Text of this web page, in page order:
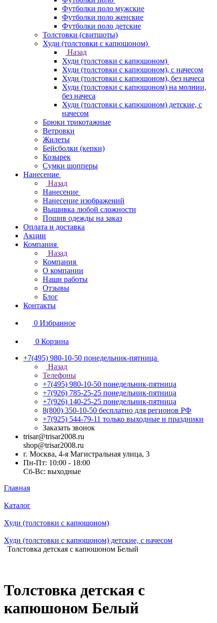
Футболки поло мужские
Футболки поло женские
Футболки поло детские
Толстовки (свитшоты)
Худи (толстовки с капюшоном)
Назад
Худи (толстовки с капюшоном)
Худи (толстовки c капюшоном), с начесом
Худи (толстовки c капюшоном), без начеса
Худи (толстовки с капюшоном) на молнии,
без начеса
Худи (толстовки c капюшоном) детские, с
начесом
Брюки трикотажные
Ветровки
Жилеты
Бейсболки (кепки)
Козырек
Сумки шопперы
Нанесение
Назад
Нанесение
Нанесение изображений
Вышивка любой сложности
Пошив одежды на заказ
Оплата и доставка
Акции
Компания
Назад
Компания
О компании
Наши работы
Отзывы
Блог
Контакты
0 Избранное
0 Корзина
+7(495) 980-10-50 понедельник-пятница
Назад
Телефоны
+7(495) 980-10-50 понедельник-пятница
+7(926) 785-25-25 понедельник-пятница
+7(926) 140-25-25 понедельник-пятница
8(800) 350-10-50 бесплатно для регионов РФ
+7(925) 544-79-11 только выходные и праздники
Заказать звонок
trisar@trisar2008.ru
shop@trisar2008.ru
г. Москва, 4-я Магистральная улица, 3
Пн-Пт: 10:00 - 18:00
Сб-Вс: выходные
Главная
Каталог
Худи (толстовки с капюшоном)
Худи (толстовки c капюшоном) детские, с начесом
Толстовка детская с капюшоном Белый
Толстовка детская с
капюшоном Белый